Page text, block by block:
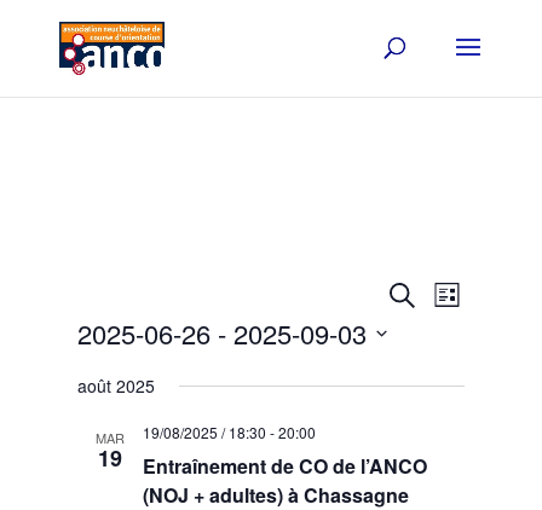
Events
Search
Views
SearchEvent
Views
List
2025-06-26 - 2025-09-03
date.
août 2025
MAR
19
19/08/2025 / 18:30 -20:00
Entraînement de CO de l’ANCO
(NOJ + adultes) à Chassagne